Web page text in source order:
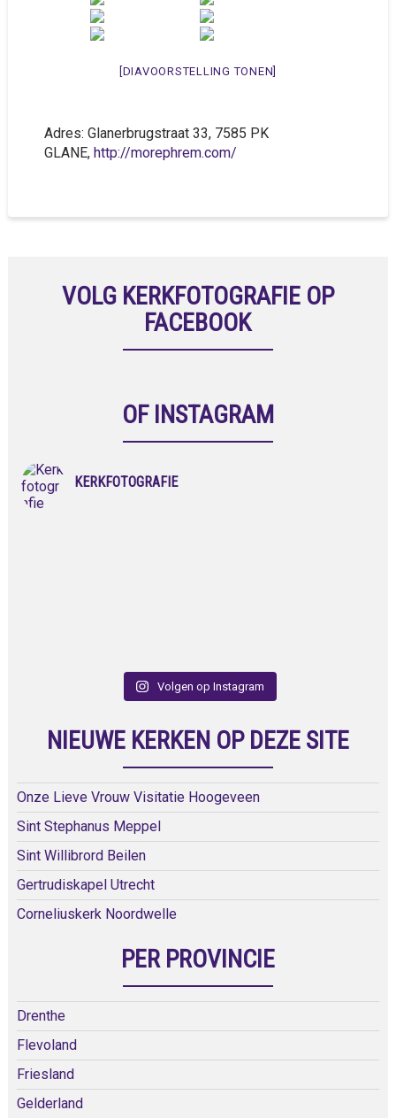
[DIAVOORSTELLING TONEN]
Adres: Glanerbrugstraat 33, 7585 PK
GLANE, http://morephrem.com/
VOLG KERKFOTOGRAFIE OP
FACEBOOK
OF INSTAGRAM
KERKFOTOGRAFIE
Volgen op Instagram
NIEUWE KERKEN OP DEZE SITE
Onze Lieve Vrouw Visitatie Hoogeveen
Sint Stephanus Meppel
Sint Willibrord Beilen
Gertrudiskapel Utrecht
Corneliuskerk Noordwelle
PER PROVINCIE
Drenthe
Flevoland
Friesland
Gelderland